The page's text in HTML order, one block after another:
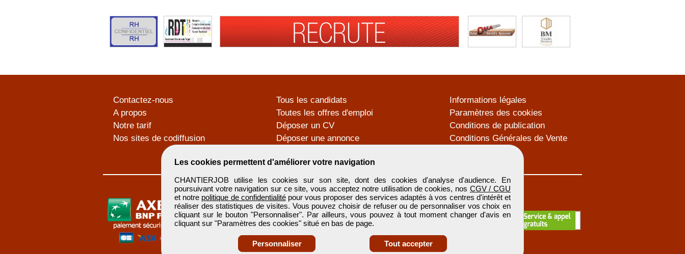
Les cookies permettent d'améliorer votre navigation
CHANTIERJOB utilise les cookies sur son site, dont des cookies d'analyse d'audience. En
poursuivant votre navigation sur ce site, vous acceptez notre utilisation de cookies, nos CGV / CGU
et notre politique de confidentialitépour vous proposer des services adaptés à vos centres d'intérêt et
réaliser des statistiques de visites. Vous pouvez choisir de refuser ou de personnaliser vos choix en
cliquant sur le bouton "Personnaliser". Par ailleurs, vous pouvez à tout moment changer d'avis en
cliquant sur "Paramètres des cookies" situé en bas de page.
Personnaliser Tout accepter
Contactez-nous
A propos
Notre tarif
Nos sites de codiffusion
Tous les candidats
Toutes les offres d'emploi
Déposer un CV
Déposer une annonce
Informations légales
Paramètres des cookies
Conditions de publication
Conditions Générales de Vente